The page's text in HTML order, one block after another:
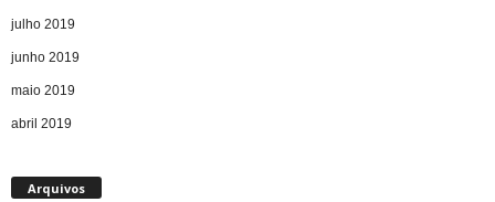
julho 2019
junho 2019
maio 2019
abril 2019
Arquivos